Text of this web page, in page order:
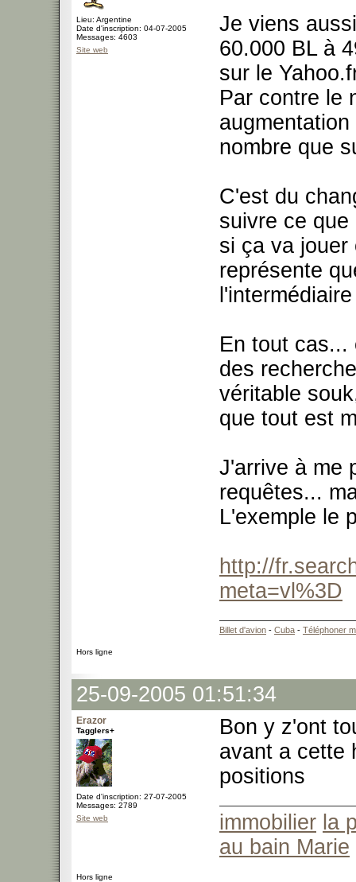
Lieu: Argentine
Date d'inscription: 04-07-2005
Messages: 4603
Site web
Je viens
60.000 BL à
sur le
Par contre le
nombre que
C'est du
suivre ce
si ça va jouer
représente
En tout cas...
des
véritable
que tout est
J'arrive à me
requêtes...
L'exemple le
http://
meta=vl%3D
Billet d'avion - Cuba - Téléphoner
Hors ligne
25-09-2005 01:51:34
Erazor
Tagglers+
Date d'inscription: 27-07-2005
Messages: 2789
Site web
Bon y z'ont
avant a cette
positions
immobilier la
au bain Marie
Hors ligne